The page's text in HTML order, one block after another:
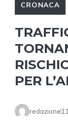
CRONACA
PER
redazione